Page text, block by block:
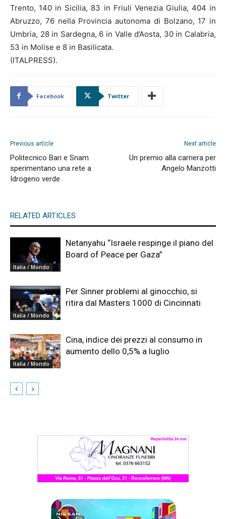
Trento, 140 in Sicilia, 83 in Friuli Venezia Giulia, 404 in
Abruzzo, 76 nella Provincia autonoma di Bolzano, 17 in
Umbria, 28 in Sardegna, 6 in Valle d’Aosta, 30 in Calabria,
53 in Molise e 8 in Basilicata.
(ITALPRESS).
Facebook Twitter
Previous article
Politecnico Bari e Snam
sperimentano una rete a
Idrogeno verde
Next article
Un premio alla carriera per
Angelo Manzotti
RELATED ARTICLES
Italia / Mondo
Netanyahu “Israele respinge il piano del
Board of Peace per Gaza”
Italia / Mondo
Per Sinner problemi al ginocchio, si
ritira dal Masters 1000 di Cincinnati
Italia / Mondo
Cina, indice dei prezzi al consumo in
aumento dello 0,5% a luglio